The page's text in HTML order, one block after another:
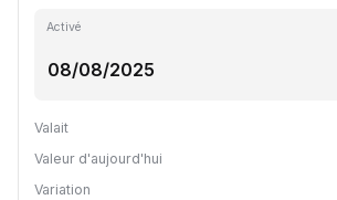
Activé
Valait
Valeur d'aujourd'hui
Variation